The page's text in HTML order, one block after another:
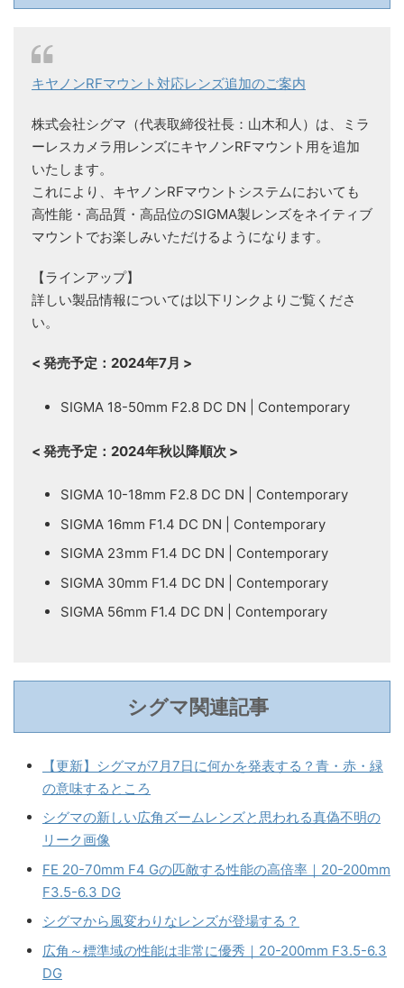
キヤノンRFマウント対応レンズ追加のご案内
株式会社シグマ（代表取締役社長：山木和人）は、ミラ
ーレスカメラ用レンズにキヤノンRFマウント用を追加
いたします。
これにより、キヤノンRFマウントシステムにおいても
高性能・高品質・高品位のSIGMA製レンズをネイティブ
マウントでお楽しみいただけるようになります。
【ラインアップ】
詳しい製品情報については以下リンクよりご覧くださ
い。
< 発売予定：2024年7月 >
SIGMA 18-50mm F2.8 DC DN | Contemporary
< 発売予定：2024年秋以降順次 >
SIGMA 10-18mm F2.8 DC DN | Contemporary
SIGMA 16mm F1.4 DC DN | Contemporary
SIGMA 23mm F1.4 DC DN | Contemporary
SIGMA 30mm F1.4 DC DN | Contemporary
SIGMA 56mm F1.4 DC DN | Contemporary
シグマ関連記事
【更新】シグマが7月7日に何かを発表する？青・赤・緑
の意味するところ
シグマの新しい広角ズームレンズと思われる真偽不明の
リーク画像
FE 20-70mm F4 Gの匹敵する性能の高倍率｜20-200mm
F3.5-6.3 DG
シグマから風変わりなレンズが登場する？
広角～標準域の性能は非常に優秀｜20-200mm F3.5-6.3
DG